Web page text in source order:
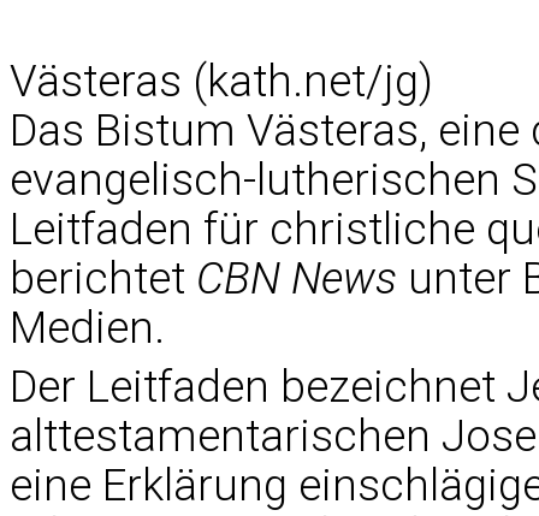
Västeras (kath.net/jg)
Das Bistum Västeras,
evangelisch-lutherischen
Leitfaden für christliche
berichtet CBN News unter
Medien.
Der Leitfaden bezeichnet
alttestamentarischen
eine Erklärung